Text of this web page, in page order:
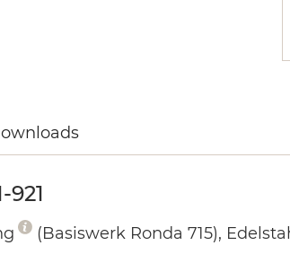
921
(Basiswerk Ronda 715),